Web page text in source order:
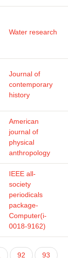
Water research
Journal of
contemporary
history
American
journal of
physical
anthropology
IEEE all-
society
periodicals
package-
Computer(i-
0018-9162)
頁
92
頁
93